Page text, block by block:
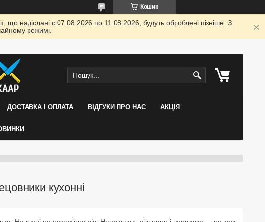
Кошик
що надіслані с 07.08.2026 по 11.08.2026, будуть оброблені пізніше. З
режимі.
ДОСТАВКА І ОПЛАТА ВІДГУКИ ПРО НАС АКЦІЯ
кухонні